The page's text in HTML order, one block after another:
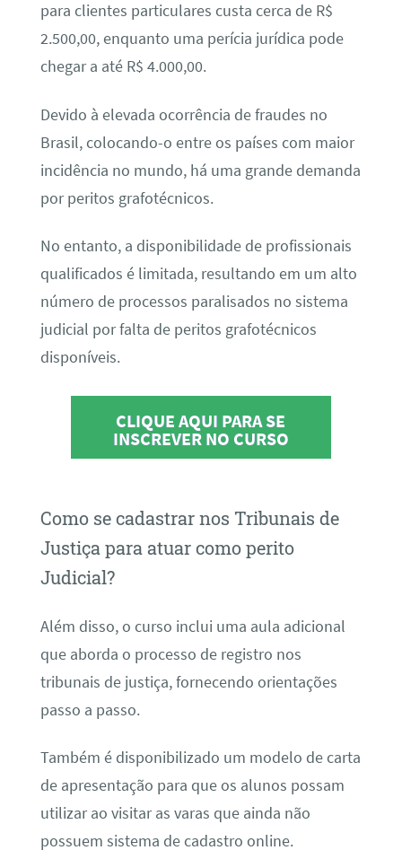
para clientes particulares custa cerca de R$
2.500,00, enquanto uma perícia jurídica pode
chegar a até R$ 4.000,00.
Devido à elevada ocorrência de fraudes no
Brasil, colocando-o entre os países com maior
incidência no mundo, há uma grande demanda
por peritos grafotécnicos.
No entanto, a disponibilidade de profissionais
qualificados é limitada, resultando em um alto
número de processos paralisados no sistema
judicial por falta de peritos grafotécnicos
disponíveis.
CLIQUE AQUI PARA SE
INSCREVER NO CURSO
Como se cadastrar nos Tribunais de
Justiça para atuar como perito
Judicial?
Além disso, o curso inclui uma aula adicional
que aborda o processo de registro nos
tribunais de justiça, fornecendo orientações
passo a passo.
Também é disponibilizado um modelo de carta
de apresentação para que os alunos possam
utilizar ao visitar as varas que ainda não
possuem sistema de cadastro online.